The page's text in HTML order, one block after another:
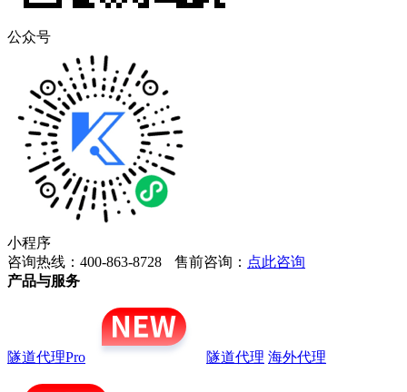
公众号
小程序
咨询热线：400-863-8728
售前咨询： 点此咨询
产品与服务
隧道代理Pro 隧道代理 海外代理